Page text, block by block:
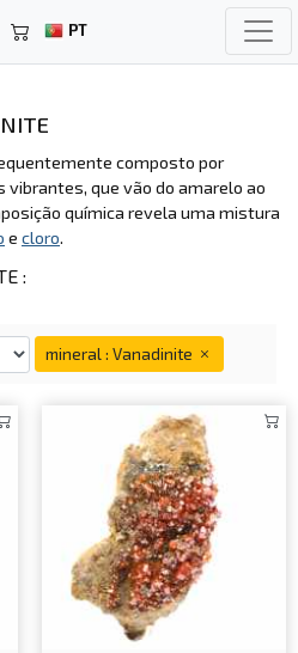
PT
composto por
vibrantes, que vão do amarelo ao
química revela uma mistura
e cloro.
:
mineral : Vanadinite